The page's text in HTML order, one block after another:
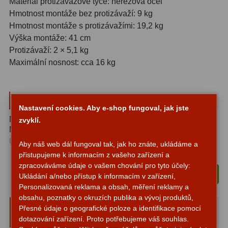
Zrcátka a hranoly
Výtahy a ostření1
Hledáčky32
Svítilny5
Kufry a tašky
Ostatní18
Montáže
Azimutální AZ 6
Hmotnost montáže bez protizávaží: 9 kg
Hmotnost montáže s protizávažími: 19,2 kg
Výška montáže: 41 cm
Protizávaží: 2 × 5,1 kg
Maximální nosnost: cca 16 kg
NÁVOD K SESTAVENÍ A POUŽITÍ - DALEKOHLEDY S
MONTÁŽÍ HEQ5 A EQ6
(PDF, 4514 KB) Stáhnout
Vložit do košíku
Ručně vybrané a kompatibilní
doplňky
Nastavení cookies. Aby e-shop fungoval, jak jste
zvyklí.
Aby náš web dál fungoval tak, jak ho znáte, ukládáme a
přistupujeme k informacím z vašeho zařízení a
zpracováváme údaje o vašem chování pro tyto účely:
Ukládání a/nebo přístup k informacím v zařízení,
Personalizovaná reklama a obsah, měření reklamy a
obsahu, poznatky o okruzích publika a vývoj produktů,
Přesné údaje o geografické poloze a identifikace pomocí
dotazování zařízení. Proto potřebujeme váš souhlas.